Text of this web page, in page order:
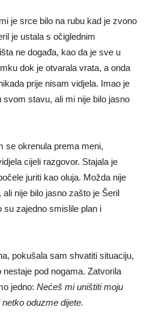
je srce bilo na rubu kad je zvono
je ustala s očiglednim
ne događa, kao da je sve u
dok je otvarala vrata, a onda
prije nisam vidjela. Imao je
svom stavu, ali mi nije bilo jasno
se okrenula prema meni,
cijeli razgovor. Stajala je
juriti kao oluja. Možda nije
nije bilo jasno zašto je Šeril
zajedno smislile plan i
pokušala sam shvatiti situaciju,
pod nogama. Zatvorila
jedno: Nećeš mi uništiti moju
oduzme dijete.